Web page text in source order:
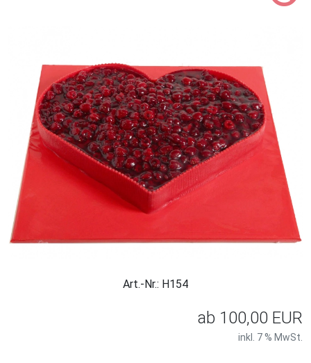
Art.-Nr.: H154
ab 100,00 EUR
inkl. 7 % MwSt.